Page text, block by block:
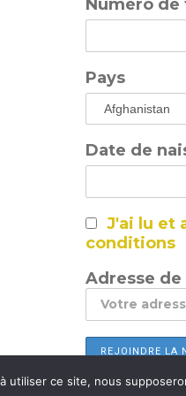
Numéro
Pays
Date de
J'ai lu et
conditions
Adresse
utiliser ce site, nous